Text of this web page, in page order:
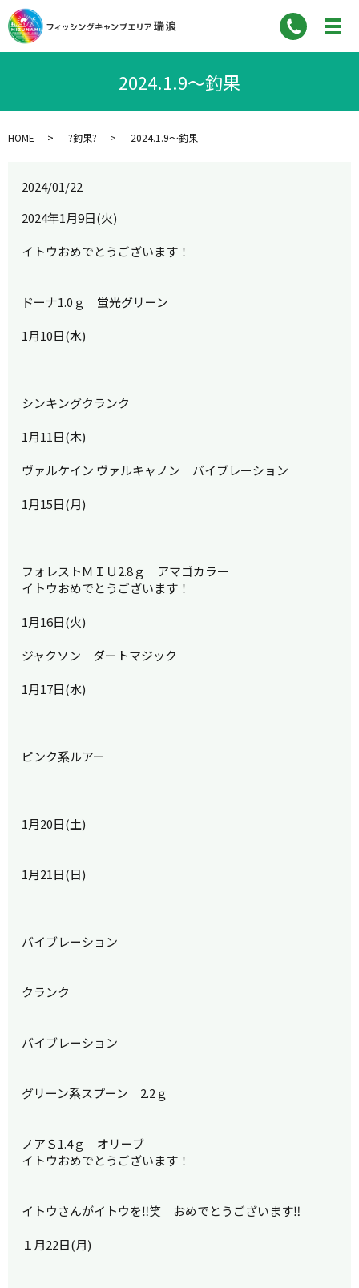
2024.1.9～釣果
HOME ?釣果? 2024.1.9～釣果
2024/01/22
2024年1月9日(火)
イトウおめでとうございます！
ドーナ1.0ｇ 蛍光グリーン
1月10日(水)
シンキングクランク
1月11日(木)
ヴァルケイン ヴァルキャノン バイブレーション
1月15日(月)
フォレストＭＩＵ2.8ｇ アマゴカラー
イトウおめでとうございます！
1月16日(火)
ジャクソン ダートマジック
1月17日(水)
ピンク系ルアー
1月20日(土)
1月21日(日)
バイブレーション
クランク
バイブレーション
グリーン系スプーン 2.2ｇ
ノアＳ1.4ｇ オリーブ
イトウおめでとうございます！
イトウさんがイトウを‼笑 おめでとうございます‼
１月22日(月)